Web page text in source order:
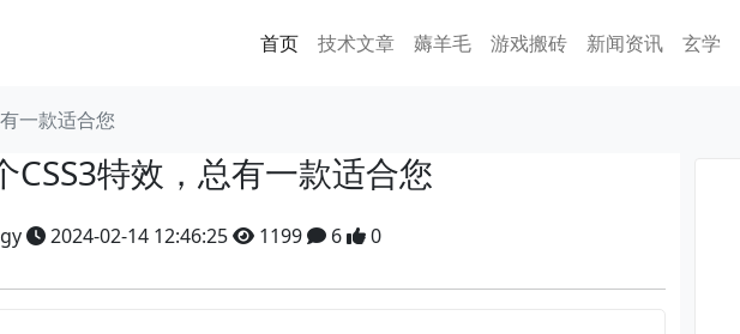
首页 技术文章 薅羊毛 游戏搬砖 新闻资讯 玄学
一款适合您
CSS3特效，总有一款适合您
2024-02-14 12:46:25 1199 6 0